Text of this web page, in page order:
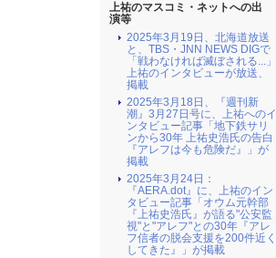
上祐のマスコミ・ネットへの出
演等
2025年3月19日、北海道放送
と、TBS・JNN NEWS DIGで
「戦わなければ滅ぼされる...」
上祐のインタビューが放送、
掲載
2025年3月18日、『週刊新
潮』3月27日号に、上祐へのイ
ンタビュー記事「地下鉄サリ
ンから30年 上祐史浩氏の告白
『アレフは今も危険だ』」が
掲載
2025年3月24日：
『AERA.dot』に、上祐のイン
タビュー記事「オウム元幹部
『上祐史浩氏』が語る"公安監
視"と"アレフ"との30年『アレ
フ信者の脱会支援を200件近く
してきた』」が掲載